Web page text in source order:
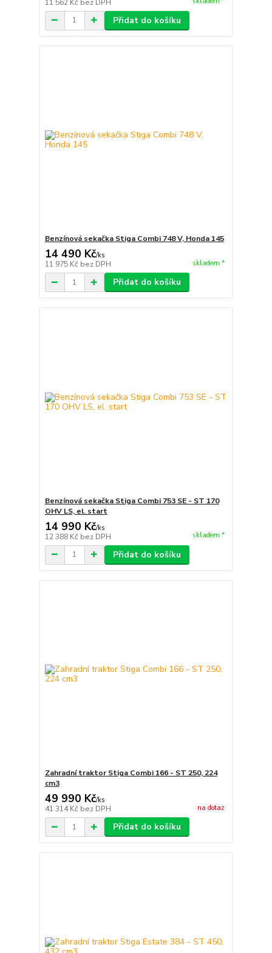
11 562 Kč bez DPH
Přidat do košíku
Benzínová sekačka Stiga Combi 748 V, Honda 145
14 490 Kč/ks
11 975 Kč bez DPH skladem *
Přidat do košíku
Benzínová sekačka Stiga Combi 753 SE - ST 170
OHV LS, el. start
14 990 Kč/ks
12 388 Kč bez DPH skladem *
Přidat do košíku
Zahradní traktor Stiga Combi 166 - ST 250, 224
cm3
49 990 Kč/ks
41 314 Kč bez DPH na dotaz
Přidat do košíku